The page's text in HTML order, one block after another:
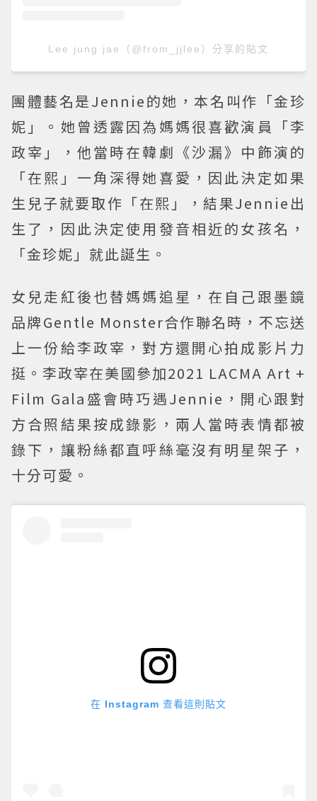
Lee jung jae（@from_jjlee）分享的貼文
團體藝名是Jennie的她，本名叫作「金珍
妮」。她曾透露因為媽媽很喜歡演員「李
政宰」，他當時在韓劇《沙漏》中飾演的
「在熙」一角深得她喜愛，因此決定如果
生兒子就要取作「在熙」，結果Jennie出
生了，因此決定使用發音相近的女孩名，
「金珍妮」就此誕生。
女兒走紅後也替媽媽追星，在自己跟墨鏡
品牌Gentle Monster合作聯名時，不忘送
上一份給李政宰，對方還開心拍成影片力
挺。李政宰在美國參加2021 LACMA Art +
Film Gala盛會時巧遇Jennie，開心跟對
方合照結果按成錄影，兩人當時表情都被
錄下，讓粉絲都直呼絲毫沒有明星架子，
十分可愛。
在 Instagram 查看這則貼文